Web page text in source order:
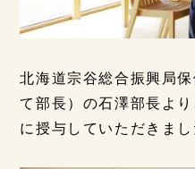
北海道宗谷総合振興局
て部長）の石澤部長よ
に授与していただきまし